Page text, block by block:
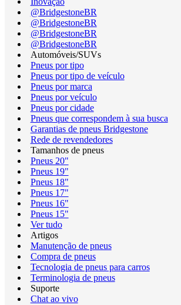
@BridgestoneBR
@BridgestoneBR
@BridgestoneBR
@BridgestoneBR
Automóveis/SUVs
Pneus por tipo
Pneus por tipo de veículo
Pneus por marca
Pneus por veículo
Pneus por cidade
Pneus que correspondem à sua busca
Garantias de pneus Bridgestone
Rede de revendedores
Tamanhos de pneus
Pneus 20"
Pneus 19"
Pneus 18"
Pneus 17"
Pneus 16"
Pneus 15"
Ver tudo
Artigos
Manutenção de pneus
Compra de pneus
Tecnologia de pneus para carros
Terminologia de pneus
Suporte
Chat ao vivo